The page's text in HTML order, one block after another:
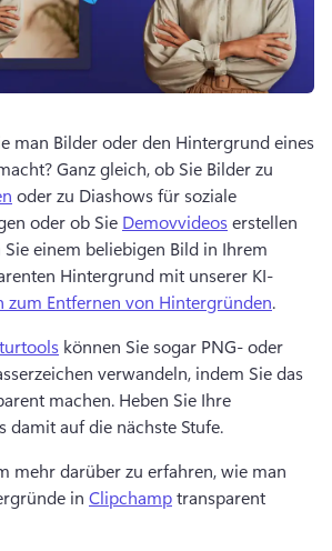
man Bilder oder den Hintergrund eines
Ganz gleich, ob Sie Bilder zu
oder zu Diashows für soziale
oder ob Sie Demovvideos erstellen
einem beliebigen Bild in Ihrem
Hintergrund mit unserer KI-
zum Entfernen von Hintergründen.
können Sie sogar PNG- oder
verwandeln, indem Sie das
machen. Heben Sie Ihre
damit auf die nächste Stufe.
mehr darüber zu erfahren, wie man
in Clipchamp transparent